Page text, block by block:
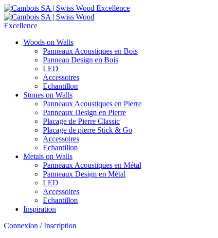
Woods on Walls
Panneaux Acoustiques en Bois
Panneau Design en Bois
LED
Accessoires
Echantillon
Stones on Walls
Panneaux Acoustiques en Pierre
Panneaux Design en Pierre
Placage de Pierre Classic
Placage de pierre Stick & Go
Accessoires
Echantillon
Metals on Walls
Panneaux Acoustiques en Métal
Panneaux Design en Métal
LED
Accessoires
Echantillon
Inspiration
Connexion / Inscription